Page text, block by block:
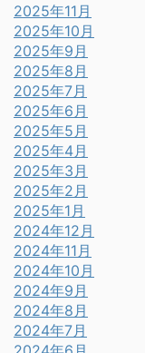
2025年11月
2025年10月
2025年9月
2025年8月
2025年7月
2025年6月
2025年5月
2025年4月
2025年3月
2025年2月
2025年1月
2024年12月
2024年11月
2024年10月
2024年9月
2024年8月
2024年7月